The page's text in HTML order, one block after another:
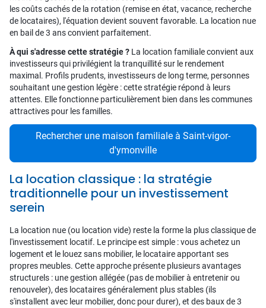
les coûts cachés de la rotation (remise en état, vacance, recherche
de locataires), l'équation devient souvent favorable. La location nue
en bail de 3 ans convient parfaitement.
À qui s'adresse cette stratégie ? La location familiale convient aux
investisseurs qui privilégient la tranquillité sur le rendement
maximal. Profils prudents, investisseurs de long terme, personnes
souhaitant une gestion légère : cette stratégie répond à leurs
attentes. Elle fonctionne particulièrement bien dans les communes
attractives pour les familles.
Rechercher une maison familiale à Saint-vigor-
d'ymonville
La location classique : la stratégie
traditionnelle pour un investissement
serein
La location nue (ou location vide) reste la forme la plus classique de
l'investissement locatif. Le principe est simple : vous achetez un
logement et le louez sans mobilier, le locataire apportant ses
propres meubles. Cette approche présente plusieurs avantages
structurels : une gestion allégée (pas de mobilier à entretenir ou
renouveler), des locataires généralement plus stables (ils
s'installent avec leur mobilier, donc pour durer), et des baux de 3